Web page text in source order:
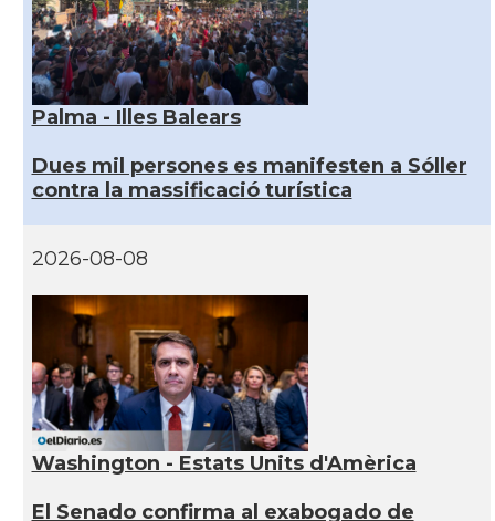
Palma - Illes Balears
Dues mil persones es manifesten a Sóller
contra la massificació turística
2026-08-08
Washington - Estats Units d'Amèrica
El Senado confirma al exabogado de